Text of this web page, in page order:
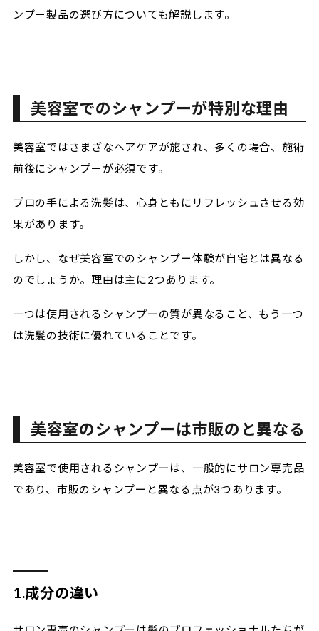
ンプー製品の選び方についても解説します。
美容室でのシャンプーが特別な理由
美容室ではさまざなヘアケアが施され、多くの場合、施術
前後にシャンプーが必須です。
プロの手による洗髪は、心身ともにリフレッシュさせる効
果があります。
しかし、なぜ美容室でのシャンプー体験が自宅とは異なる
のでしょうか。理由は主に2つあります。
一つは使用されるシャンプーの質が異なること、もう一つ
は洗髪の技術に優れていることです。
美容室のシャンプーは市販のと異なる
美容室で使用されるシャンプーは、一般的にサロン専売品
であり、市販のシャンプーと異なる点が3つあります。
1.成分の違い